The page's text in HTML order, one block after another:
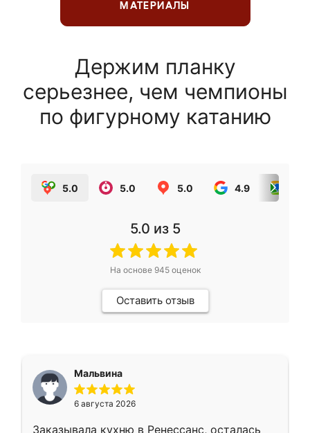
МАТЕРИАЛЫ
Держим планку
серьезнее, чем чемпионы
по фигурному катанию
5.0 5.0 5.0 4.9
5.0 из 5
На основе 945оценок
Оставить отзыв
Мальвина
6 августа 2026
Заказывала кухню в Ренессанс, осталась